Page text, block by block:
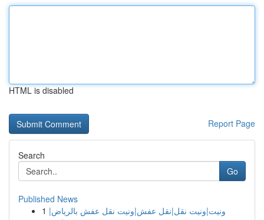
HTML is disabled
Report Page
Search
Go
Published News
1 ونيت|ونيت نقل|نقل عفش|ونيت نقل عفش بالرياض|